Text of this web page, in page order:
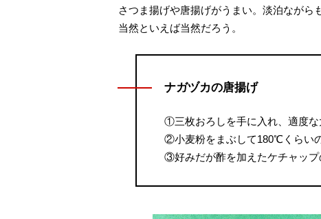
さつま揚げや唐揚げがうまい。淡泊なが
当然といえば当然だろう。
ナガヅカの唐揚げ
①三枚おろしを手に入れ、適度な
②小麦粉をまぶして180℃くらい
③好みだが酢を加えたケチャップ